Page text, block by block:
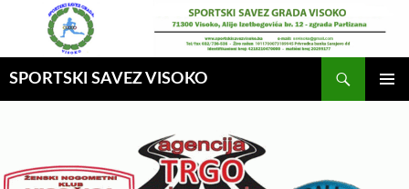
SPORTSKI SAVEZ VISOKO